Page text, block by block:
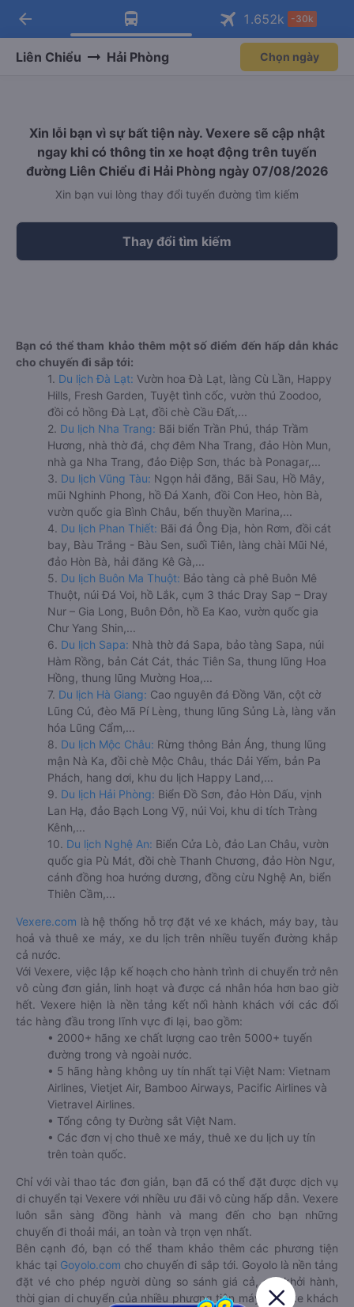
Tải app Vexere ngay!
Nhận ưu đãi thành viên độc
Mở app
Tải app Vexere
-30k/ghế khi đặt vé máy bay qua
Mở app
arrow_back 1.652k -30k
Liên Chiểu Hải Phòng Chọn ngày
Xin lỗi bạn vì sự bất tiện này. Vexere sẽ cập nhật
ngay khi có thông tin xe hoạt động trên tuyến
đường Liên Chiểu đi Hải Phòng ngày 07/08/2026
Xin bạn vui lòng thay đổi tuyến đường tìm kiếm
Thay đổi tìm kiếm
Bạn có thể tham khảo thêm một số điểm đến hấp dẫn khác
cho chuyến đi sắp tới:
1. Du lịch Đà Lạt: Vườn hoa Đà Lạt, làng Cù Lần, Happy
Hills, Fresh Garden, Tuyệt tình cốc, vườn thú Zoodoo,
đồi cỏ hồng Đà Lạt, đồi chè Cầu Đất,...
2. Du lịch Nha Trang: Bãi biển Trần Phú, tháp Trầm
Hương, nhà thờ đá, chợ đêm Nha Trang, đảo Hòn Mun,
nhà ga Nha Trang, đảo Điệp Sơn, thác bà Ponagar,...
3. Du lịch Vũng Tàu: Ngọn hải đăng, Bãi Sau, Hồ Mây,
mũi Nghinh Phong, hồ Đá Xanh, đồi Con Heo, hòn Bà,
vườn quốc gia Bình Châu, bến thuyền Marina,...
4. Du lịch Phan Thiết: Bãi đá Ông Địa, hòn Rơm, đồi cát
bay, Bàu Trắng - Bàu Sen, suối Tiên, làng chài Mũi Né,
đảo Hòn Bà, hải đăng Kê Gà,...
5. Du lịch Buôn Ma Thuột: Bảo tàng cà phê Buôn Mê
Thuột, núi Đá Voi, hồ Lắk, cụm 3 thác Dray Sap – Dray
Nur – Gia Long, Buôn Đôn, hồ Ea Kao, vườn quốc gia
Chư Yang Shin,...
6. Du lịch Sapa: Nhà thờ đá Sapa, bảo tàng Sapa, núi
Hàm Rồng, bản Cát Cát, thác Tiên Sa, thung lũng Hoa
Hồng, thung lũng Mường Hoa,...
7. Du lịch Hà Giang: Cao nguyên đá Đồng Văn, cột cờ
Lũng Cú, đèo Mã Pí Lèng, thung lũng Sủng Là, làng văn
hóa Lũng Cẩm,...
8. Du lịch Mộc Châu: Rừng thông Bản Áng, thung lũng
mận Nà Ka, đồi chè Mộc Châu, thác Dải Yếm, bản Pa
Phách, hang dơi, khu du lịch Happy Land,...
9. Du lịch Hải Phòng: Biển Đồ Sơn, đảo Hòn Dấu, vịnh
Lan Hạ, đảo Bạch Long Vỹ, núi Voi, khu di tích Tràng
Kênh,...
10. Du lịch Nghệ An: Biển Cửa Lò, đảo Lan Châu, vườn
quốc gia Pù Mát, đồi chè Thanh Chương, đảo Hòn Ngư,
cánh đồng hoa hướng dương, đồng cừu Nghệ An, biển
Thiên Cầm,...
Vexere.com là hệ thống hỗ trợ đặt vé xe khách, máy bay, tàu
hoả và thuê xe máy, xe du lịch trên nhiều tuyến đường khắp
cả nước.
Với Vexere, việc lập kế hoạch cho hành trình di chuyển trở nên
vô cùng đơn giản, linh hoạt và được cá nhân hóa hơn bao giờ
hết. Vexere hiện là nền tảng kết nối hành khách với các đối
tác hàng đầu trong lĩnh vực đi lại, bao gồm:
• 2000+ hãng xe chất lượng cao trên 5000+ tuyến
đường trong và ngoài nước.
• 5 hãng hàng không uy tín nhất tại Việt Nam: Vietnam
Airlines, Vietjet Air, Bamboo Airways, Pacific Airlines và
Vietravel Airlines.
• Tổng công ty Đường sắt Việt Nam.
• Các đơn vị cho thuê xe máy, thuê xe du lịch uy tín
trên toàn quốc.
Chỉ với vài thao tác đơn giản, bạn đã có thể đặt được dịch vụ
di chuyển tại Vexere với nhiều ưu đãi vô cùng hấp dẫn. Vexere
luôn sẵn sàng đồng hành và mang đến cho bạn những
chuyến đi thoải mái, an toàn và trọn vẹn nhất.
Bên cạnh đó, bạn có thể tham khảo thêm các phương tiện
khác tại Goyolo.com cho chuyến đi sắp tới. Goyolo là nền tảng
đặt vé cho phép người dùng so sánh giá cả, giờ khởi hành,
thời gian di chuyển của nhiều phương tiện máy bay, xe khách